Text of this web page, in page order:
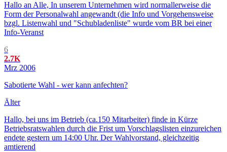
Hallo an Alle, In unserem Unternehmen wird normallerweise die
Form der Personalwahl angewandt (die Info und Vorgehensweise
bzgl. Listenwahl und "Schubladenliste" wurde vom BR bei einer
Info-Veranst
6
2.7K
Mrz 2006
Sabotierte Wahl - wer kann anfechten?
Älter
Hallo, bei uns im Betrieb (ca.150 Mitarbeiter) finde in Kürze
Betriebsratswahlen durch die Frist um Vorschlagslisten einzureichen
endete gestern um 14:00 Uhr. Der Wahlvorstand, gleichzeitig
amtierend